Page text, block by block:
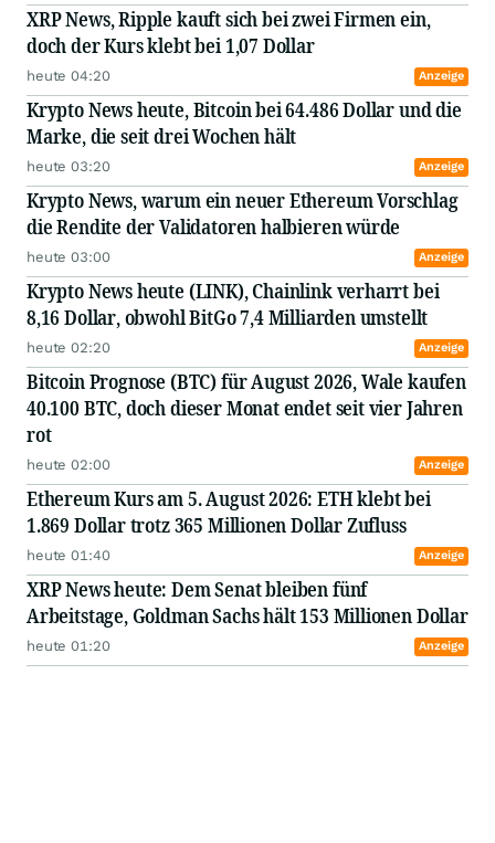
XRP News, Ripple kauft sich bei zwei Firmen ein,
doch der Kurs klebt bei 1,07 Dollar
heute 04:20 Anzeige
Krypto News heute, Bitcoin bei 64.486 Dollar und die
Marke, die seit drei Wochen hält
heute 03:20 Anzeige
Krypto News, warum ein neuer Ethereum Vorschlag
die Rendite der Validatoren halbieren würde
heute 03:00 Anzeige
Krypto News heute (LINK), Chainlink verharrt bei
8,16 Dollar, obwohl BitGo 7,4 Milliarden umstellt
heute 02:20 Anzeige
Bitcoin Prognose (BTC) für August 2026, Wale kaufen
40.100 BTC, doch dieser Monat endet seit vier Jahren
rot
heute 02:00 Anzeige
Ethereum Kurs am 5. August 2026: ETH klebt bei
1.869 Dollar trotz 365 Millionen Dollar Zufluss
heute 01:40 Anzeige
XRP News heute: Dem Senat bleiben fünf
Arbeitstage, Goldman Sachs hält 153 Millionen Dollar
heute 01:20 Anzeige